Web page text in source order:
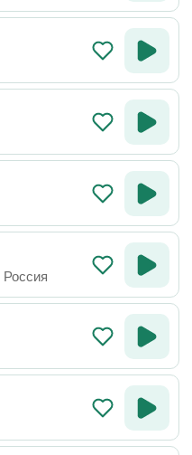
Россия